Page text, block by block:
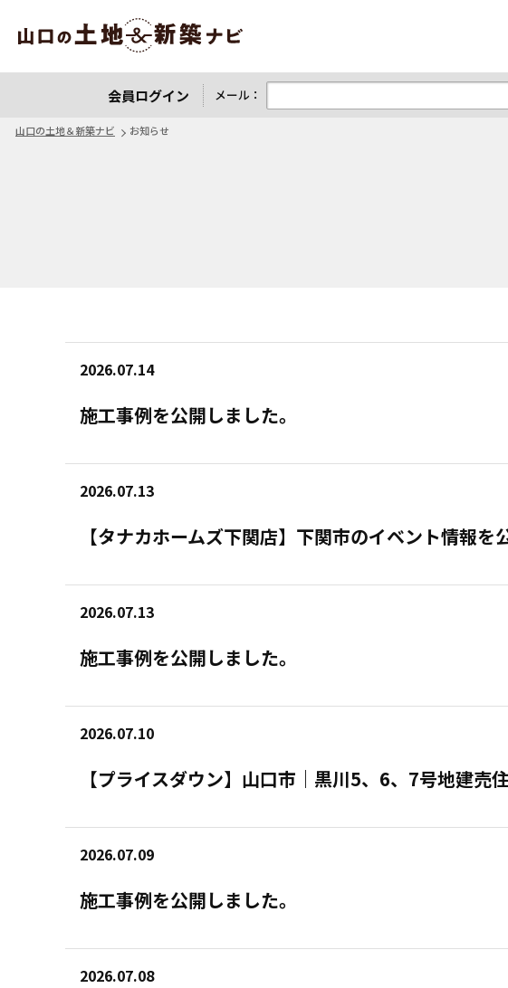
会員ログイン メール：
山口の土地＆新築ナビ お知らせ
2026.07.14
施工事例を公開しました。
2026.07.13
【タナカホームズ下関店】下関市のイベント情報を
2026.07.13
施工事例を公開しました。
2026.07.10
【プライスダウン】山口市｜黒川5、6、7号地建売
2026.07.09
施工事例を公開しました。
2026.07.08